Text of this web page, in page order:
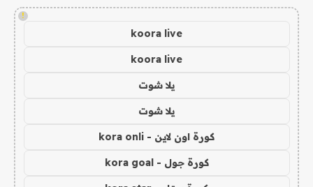
!
koora live
koora live
يلا شوت
يلا شوت
كورة اون لاين - kora onli
كورة جول - kora goal